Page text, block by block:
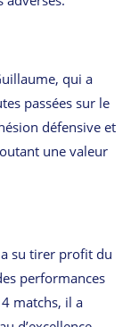
qui a
passées sur le
défensive et
une valeur
su tirer profit du
performances
matchs, il a